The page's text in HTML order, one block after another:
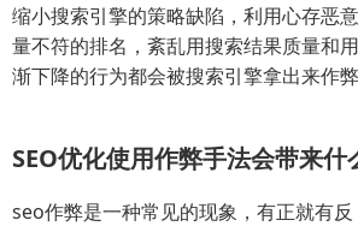
缩小搜索引擎的策略缺陷，利用心存恶
量不符的排名，紊乱用搜索结果质量和
渐下降的行为都会被搜索引擎拿出来作弊
SEO优化使用作弊手法会带来什
seo作弊是一种常见的现象，有正就有反